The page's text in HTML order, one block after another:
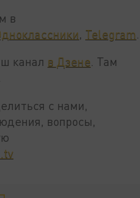
в
Telegram
канал в Дзене . Там
с нами,
вопросы,